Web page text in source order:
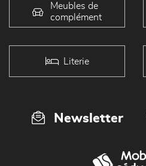
Meubles de
complément
Literie
Newsletter